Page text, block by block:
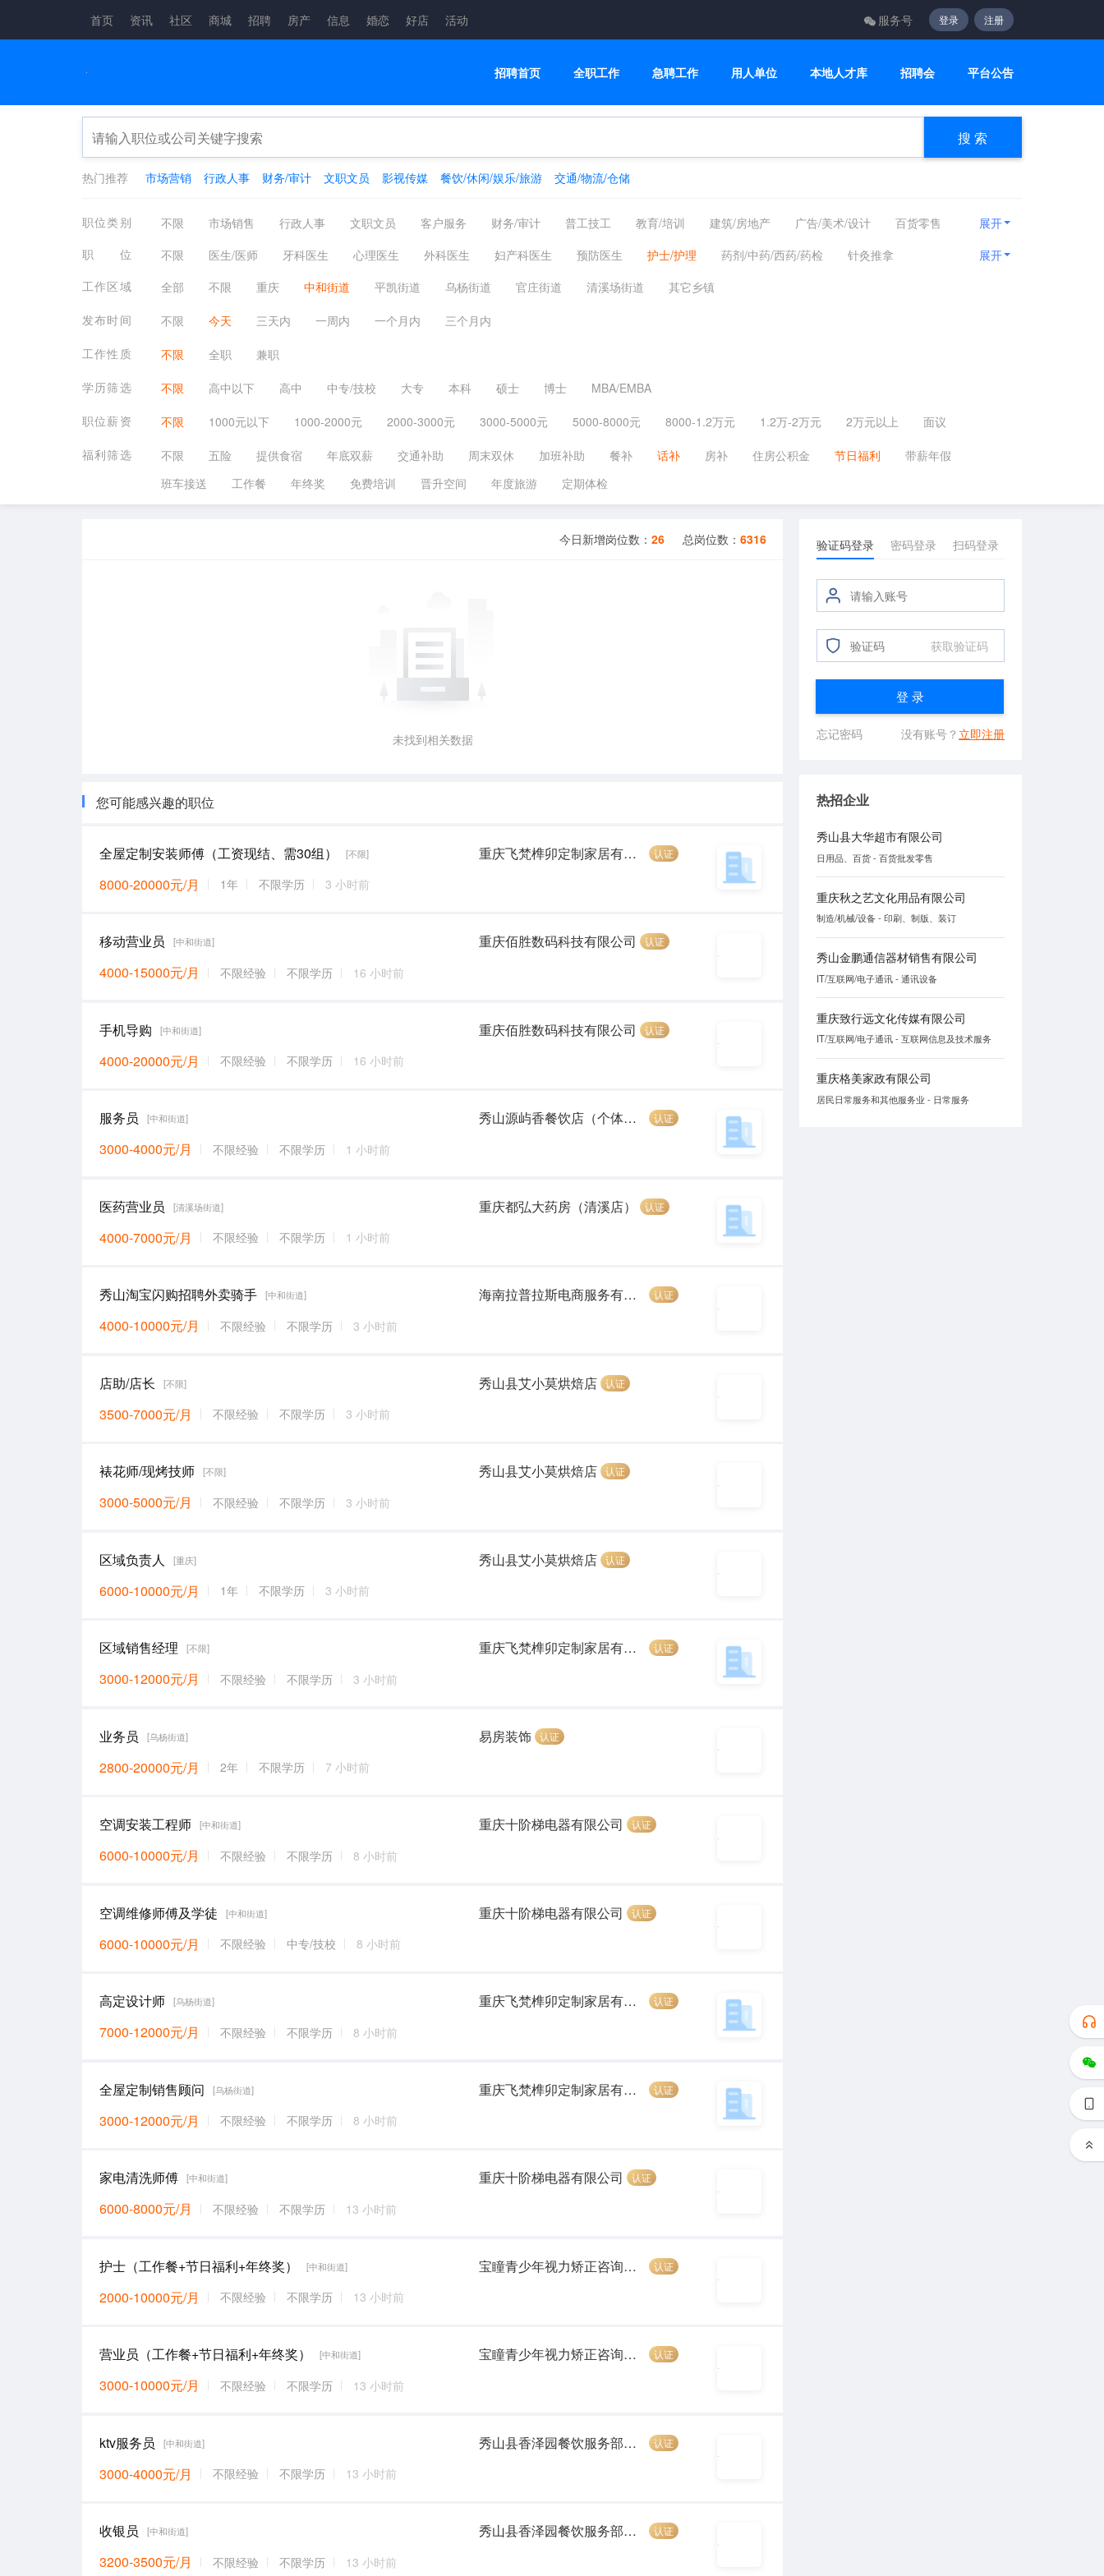
首页 资讯 社区 商城 招聘 房产 信息 婚恋 好店 活动 服务号 登录 注册
招聘首页 全职工作 急聘工作 用人单位 本地人才库 招聘会 平台公告
搜 索
热门推荐 市场营销 行政人事 财务/审计 文职文员 影视传媒 餐饮/休闲/娱乐/旅游 交通/物流/仓储
职位类别 不限 市场销售 行政人事 文职文员 客户服务 财务/审计 普工技工 教育/培训 建筑/房地产 广告/美术/设计
百货零售
生产制造
餐饮/休闲/娱乐/旅游 金融/银行/证券/保险 高级管理 交通/物流/仓储 家政/安保 计算机/互联网/硬件
机械设备
咨询顾问
电子通讯 医疗/健康/制药 翻译法律 轻工工艺 化工/采掘/冶炼/能源化工 影视传媒
展开
职位
不限 医生/医师 牙科医生 心理医生 外科医生 妇产科医生 预防医生 护士/护理 药剂/中药/西药/药检
针灸推拿
临床医学
妇幼保健 卫生防疫 医药代表 医药检验 生物技术 药店 医疗器械 中医
展开
工作区域
全部 不限 重庆 中和街道 平凯街道 乌杨街道 官庄街道 清溪场街道
其它乡镇
发布时间
不限 今天 三天内 一周内 一个月内
三个月内
工作性质
不限 全职
兼职
学历筛选
不限 高中以下 高中 中专/技校 大专 本科 硕士 博士
MBA/EMBA
职位薪资
不限 1000元以下 1000-2000元 2000-3000元 3000-5000元 5000-8000元 8000-1.2万元 1.2万-2万元 2万元以上
面议
福利筛选
不限 五险 提供食宿 年底双薪 交通补助 周末双休 加班补助 餐补 话补 房补 住房公积金 节日福利
带薪年假
班车接送
工作餐 年终奖 免费培训 晋升空间 年度旅游 定期体检
今日新增岗位数：26 总岗位数：6316
未找到相关数据
您可能感兴趣的职位
全屋定制安装师傅（工资现结、需30组） [不限]
8000-20000元/月 1年 不限学历 3 小时前
重庆飞梵榫卯定制家居有限公司 认证
移动营业员 [中和街道]
4000-15000元/月 不限经验 不限学历 16 小时前
重庆佰胜数码科技有限公司 认证
手机导购 [中和街道]
4000-20000元/月 不限经验 不限学历 16 小时前
重庆佰胜数码科技有限公司 认证
服务员 [中和街道]
3000-4000元/月 不限经验 不限学历 1 小时前
秀山源屿香餐饮店（个体工商户） 认证
医药营业员 [清溪场街道]
4000-7000元/月 不限经验 不限学历 1 小时前
重庆都弘大药房（清溪店） 认证
秀山淘宝闪购招聘外卖骑手 [中和街道]
4000-10000元/月 不限经验 不限学历 3 小时前
海南拉普拉斯电商服务有限公司 认证
店助/店长 [不限]
3500-7000元/月 不限经验 不限学历 3 小时前
秀山县艾小莫烘焙店 认证
裱花师/现烤技师 [不限]
3000-5000元/月 不限经验 不限学历 3 小时前
秀山县艾小莫烘焙店 认证
区域负责人 [重庆]
6000-10000元/月 1年 不限学历 3 小时前
秀山县艾小莫烘焙店 认证
区域销售经理 [不限]
3000-12000元/月 不限经验 不限学历 3 小时前
重庆飞梵榫卯定制家居有限公司 认证
业务员 [乌杨街道]
2800-20000元/月 2年 不限学历 7 小时前
易房装饰 认证
空调安装工程师 [中和街道]
6000-10000元/月 不限经验 不限学历 8 小时前
重庆十阶梯电器有限公司 认证
空调维修师傅及学徒 [中和街道]
6000-10000元/月 不限经验 中专/技校 8 小时前
重庆十阶梯电器有限公司 认证
高定设计师 [乌杨街道]
7000-12000元/月 不限经验 不限学历 8 小时前
重庆飞梵榫卯定制家居有限公司 认证
全屋定制销售顾问 [乌杨街道]
3000-12000元/月 不限经验 不限学历 8 小时前
重庆飞梵榫卯定制家居有限公司 认证
家电清洗师傅 [中和街道]
6000-8000元/月 不限经验 不限学历 13 小时前
重庆十阶梯电器有限公司 认证
护士（工作餐+节日福利+年终奖） [中和街道]
2000-10000元/月 不限经验 不限学历 13 小时前
宝瞳青少年视力矫正咨询中心 认证
营业员（工作餐+节日福利+年终奖） [中和街道]
3000-10000元/月 不限经验 不限学历 13 小时前
宝瞳青少年视力矫正咨询中心 认证
ktv服务员 [中和街道]
3000-4000元/月 不限经验 不限学历 13 小时前
秀山县香泽园餐饮服务部（个体工商户） 认证
收银员 [中和街道]
3200-3500元/月 不限经验 不限学历 13 小时前
秀山县香泽园餐饮服务部（个体工商户） 认证
验证码登录 密码登录 扫码登录
获取验证码
登 录
忘记密码 没有账号？ 立即注册
热招企业
秀山县大华超市有限公司
日用品、百货 - 百货批发零售
重庆秋之艺文化用品有限公司
制造/机械/设备 - 印刷、制版、装订
秀山金鹏通信器材销售有限公司
IT/互联网/电子通讯 - 通讯设备
重庆致行远文化传媒有限公司
IT/互联网/电子通讯 - 互联网信息及技术服务
重庆格美家政有限公司
居民日常服务和其他服务业 - 日常服务